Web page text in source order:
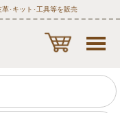
革･キット･工具等を販売